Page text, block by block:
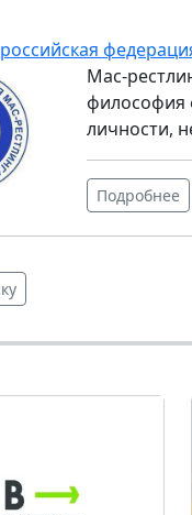
Мас-
философия
личности,
Подробнее